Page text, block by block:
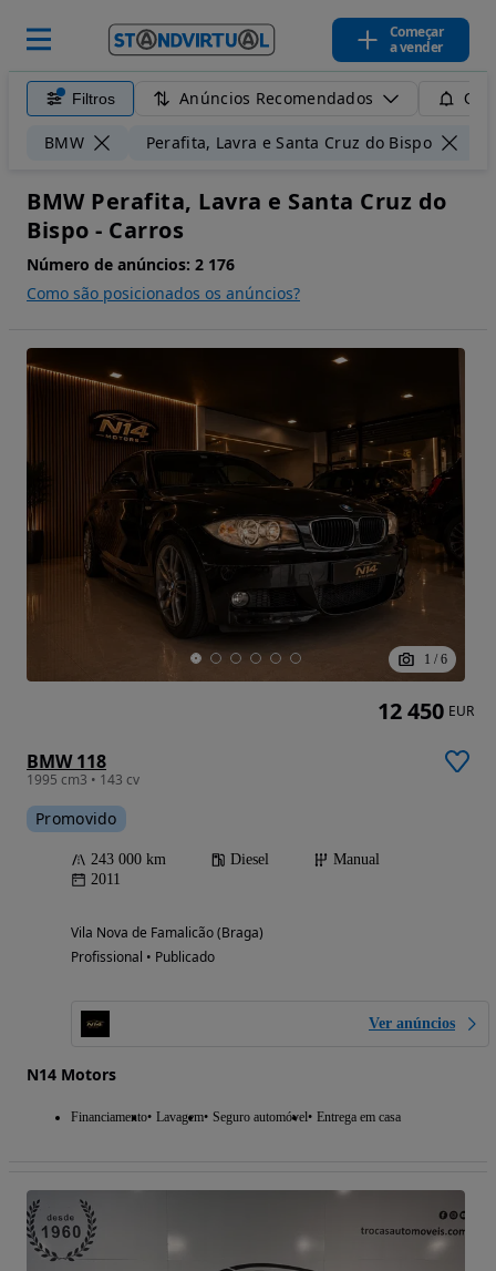
Começar
a vender
Filtros Anúncios Recomendados
BMW Perafita, Lavra e Santa Cruz do Bispo
BMW Perafita, Lavra e Santa Cruz do
Bispo - Carros
Número de anúncios: 2 176
Como são posicionados os anúncios?
1 / 6
BMW 118
1995 cm3 • 143 cv
Promovido
243 000 km Diesel
Manual
2011
Vila Nova de Famalicão (Braga)
Profissional • Publicado
Ver anúncios
N14 Motors
Financiamento Lavagem Seguro automóvel Entrega em casa
12 450 EUR